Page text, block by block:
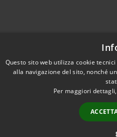
Questo sito web utilizza cookie
alla navigazione del sito, nonché
Per maggiori